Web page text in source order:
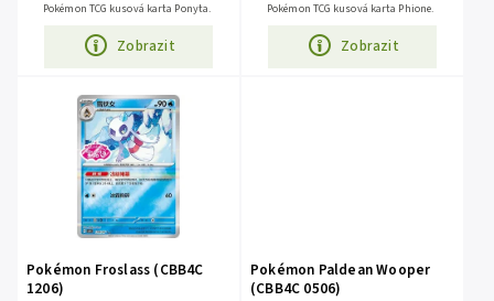
Zobrazit
Pokémon TCG kusová karta Ponyta.
Zobrazit
Pokémon TCG kusová karta Phione.
Pokémon Froslass (CBB4C
1206)
Pokémon Paldean Wooper
(CBB4C 0506)